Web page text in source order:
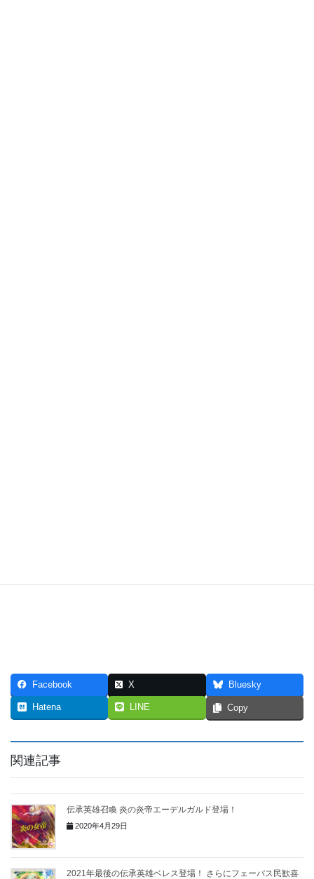
Facebook X Bluesky
Hatena LINE Copy
関連記事
伝承英雄召喚 炎の炎帝エーデルガルド登場！
2020年4月29日
2021年最後の伝承英雄ベレス登場！ さらにフェーパス民歓喜